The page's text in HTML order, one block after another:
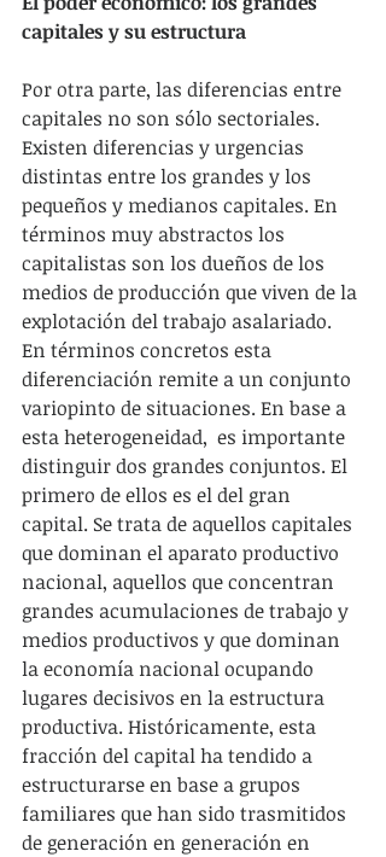
capitales y su estructura
Por otra parte, las diferencias entre
capitales no son sólo sectoriales.
Existen diferencias y urgencias
distintas entre los grandes y los
pequeños y medianos capitales. En
términos muy abstractos los
capitalistas son los dueños de los
medios de producción que viven de la
explotación del trabajo asalariado.
En términos concretos esta
diferenciación remite a un conjunto
variopinto de situaciones. En base a
esta heterogeneidad,  es importante
distinguir dos grandes conjuntos. El
primero de ellos es el del gran
capital. Se trata de aquellos capitales
que dominan el aparato productivo
nacional, aquellos que concentran
grandes acumulaciones de trabajo y
medios productivos y que dominan
la economía nacional ocupando
lugares decisivos en la estructura
productiva. Históricamente, esta
fracción del capital ha tendido a
estructurarse en base a grupos
familiares que han sido trasmitidos
de generación en generación en